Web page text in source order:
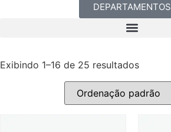
DEPARTAMENTOS
Exibindo 1–16 de 25 resultados